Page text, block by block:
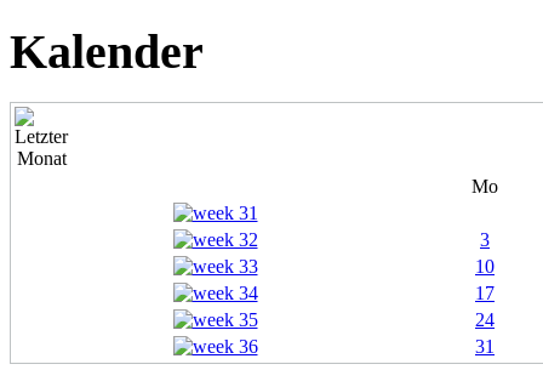
Kalender
Mo
3
10
17
24
31